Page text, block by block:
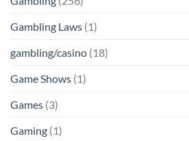
Gambling Laws (1)
gambling/casino (18)
Game Shows (1)
Games (3)
Gaming (1)